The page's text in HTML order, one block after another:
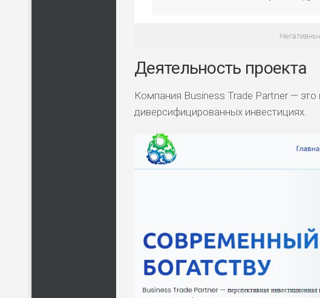
Деятельность проекта
Компания Business Trade Partner —
диверсифицированных инвестициях.